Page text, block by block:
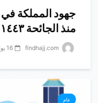
جهود المملكة
منذ الجائحة ١٤٤٣ هـ
16 يوليو، 2022
عام